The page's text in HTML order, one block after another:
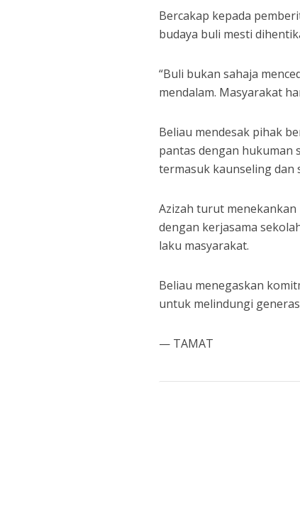
Bercakap kepada
budaya buli mesti
“Buli bukan sahaja
mendalam. Masyarakat
Beliau mendesak pihak
pantas dengan hukuman
termasuk kaunseling dan
Azizah turut
dengan kerjasama
laku masyarakat.
Beliau menegaskan
untuk melindungi
— TAMAT